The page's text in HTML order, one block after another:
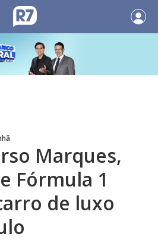
Marques,
Fórmula 1
de luxo